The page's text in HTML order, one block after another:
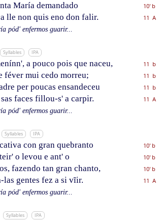
María demandado
10' b
lle non quis eno don falir.
11 A
pód' enfermos guarir...
Syllables IPA
a pouco pois que naceu,
11 b
féver mui cedo morreu;
11 b
per poucas ensandeceu
11 b
faces fillou-s' a carpir.
11 A
pód' enfermos guarir...
Syllables IPA
con gran quebranto
10' b
o levou e ant' o
10' b
fazendo tan gran chanto,
10' b
las gentes fez a si vĩir.
11 A
pód' enfermos guarir...
Syllables IPA